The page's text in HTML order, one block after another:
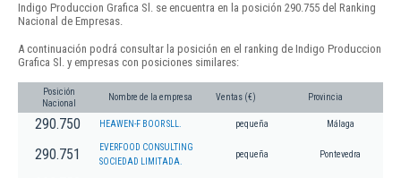
Indigo Produccion Grafica Sl. se encuentra en la posición 290.755 del Ranking
Nacional de Empresas.
A continuación podrá consultar la posición en el ranking de Indigo Produccion
Grafica Sl. y empresas con posiciones similares:
Posición
Nacional
Nombre de la empresa Ventas (€) Provincia
290.750 HEAWEN-F BOOR SLL. pequeña Málaga
290.751
EVERFOOD CONSULTING
SOCIEDAD LIMITADA.
pequeña Pontevedra